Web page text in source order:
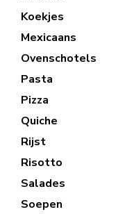
Koekjes
Mexicaans
Ovenschotels
Pasta
Pizza
Quiche
Rijst
Risotto
Salades
Soepen